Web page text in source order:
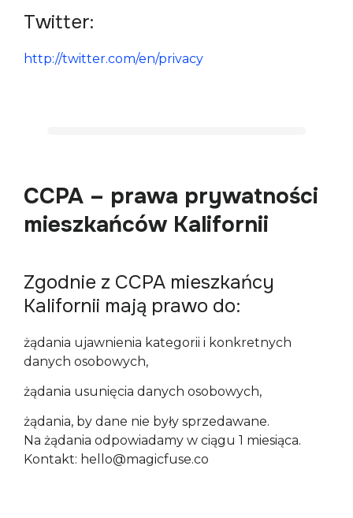
Twitter:
http://twitter.com/en/privacy
CCPA – prawa prywatności
mieszkańców Kalifornii
Zgodnie z CCPA mieszkańcy
Kalifornii mają prawo do:
żądania ujawnienia kategorii i konkretnych
danych osobowych,
żądania usunięcia danych osobowych,
żądania, by dane nie były sprzedawane.
Na żądania odpowiadamy w ciągu 1 miesiąca.
Kontakt: hello@magicfuse.co